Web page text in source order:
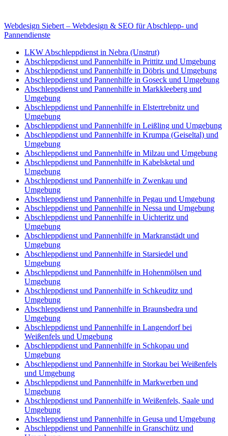
Webdesign Siebert – Webdesign & SEO für Abschlepp- und
Pannendienste
LKW Abschleppdienst in Nebra (Unstrut)
Abschleppdienst und Pannenhilfe in Prittitz und Umgebung
Abschleppdienst und Pannenhilfe in Döbris und Umgebung
Abschleppdienst und Pannenhilfe in Goseck und Umgebung
Abschleppdienst und Pannenhilfe in Markkleeberg und
Umgebung
Abschleppdienst und Pannenhilfe in Elstertrebnitz und
Umgebung
Abschleppdienst und Pannenhilfe in Leißling und Umgebung
Abschleppdienst und Pannenhilfe in Krumpa (Geiseltal) und
Umgebung
Abschleppdienst und Pannenhilfe in Milzau und Umgebung
Abschleppdienst und Pannenhilfe in Kabelsketal und
Umgebung
Abschleppdienst und Pannenhilfe in Zwenkau und
Umgebung
Abschleppdienst und Pannenhilfe in Pegau und Umgebung
Abschleppdienst und Pannenhilfe in Nessa und Umgebung
Abschleppdienst und Pannenhilfe in Uichteritz und
Umgebung
Abschleppdienst und Pannenhilfe in Markranstädt und
Umgebung
Abschleppdienst und Pannenhilfe in Starsiedel und
Umgebung
Abschleppdienst und Pannenhilfe in Hohenmölsen und
Umgebung
Abschleppdienst und Pannenhilfe in Schkeuditz und
Umgebung
Abschleppdienst und Pannenhilfe in Braunsbedra und
Umgebung
Abschleppdienst und Pannenhilfe in Langendorf bei
Weißenfels und Umgebung
Abschleppdienst und Pannenhilfe in Schkopau und
Umgebung
Abschleppdienst und Pannenhilfe in Storkau bei Weißenfels
und Umgebung
Abschleppdienst und Pannenhilfe in Markwerben und
Umgebung
Abschleppdienst und Pannenhilfe in Weißenfels, Saale und
Umgebung
Abschleppdienst und Pannenhilfe in Geusa und Umgebung
Abschleppdienst und Pannenhilfe in Granschütz und